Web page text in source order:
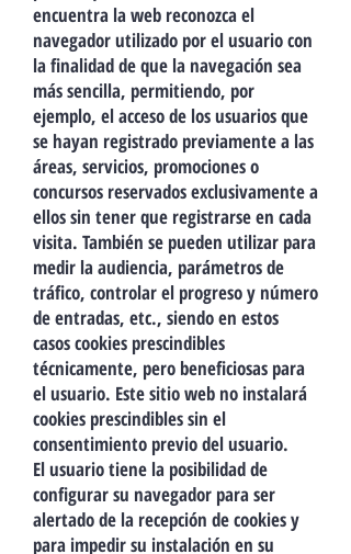
encuentra la web reconozca el
navegador utilizado por el usuario con
la finalidad de que la navegación sea
más sencilla, permitiendo, por
ejemplo, el acceso de los usuarios que
se hayan registrado previamente a las
áreas, servicios, promociones o
concursos reservados exclusivamente a
ellos sin tener que registrarse en cada
visita. También se pueden utilizar para
medir la audiencia, parámetros de
tráfico, controlar el progreso y número
de entradas, etc., siendo en estos
casos cookies prescindibles
técnicamente, pero beneficiosas para
el usuario. Este sitio web no instalará
cookies prescindibles sin el
consentimiento previo del usuario.
El usuario tiene la posibilidad de
configurar su navegador para ser
alertado de la recepción de cookies y
para impedir su instalación en su